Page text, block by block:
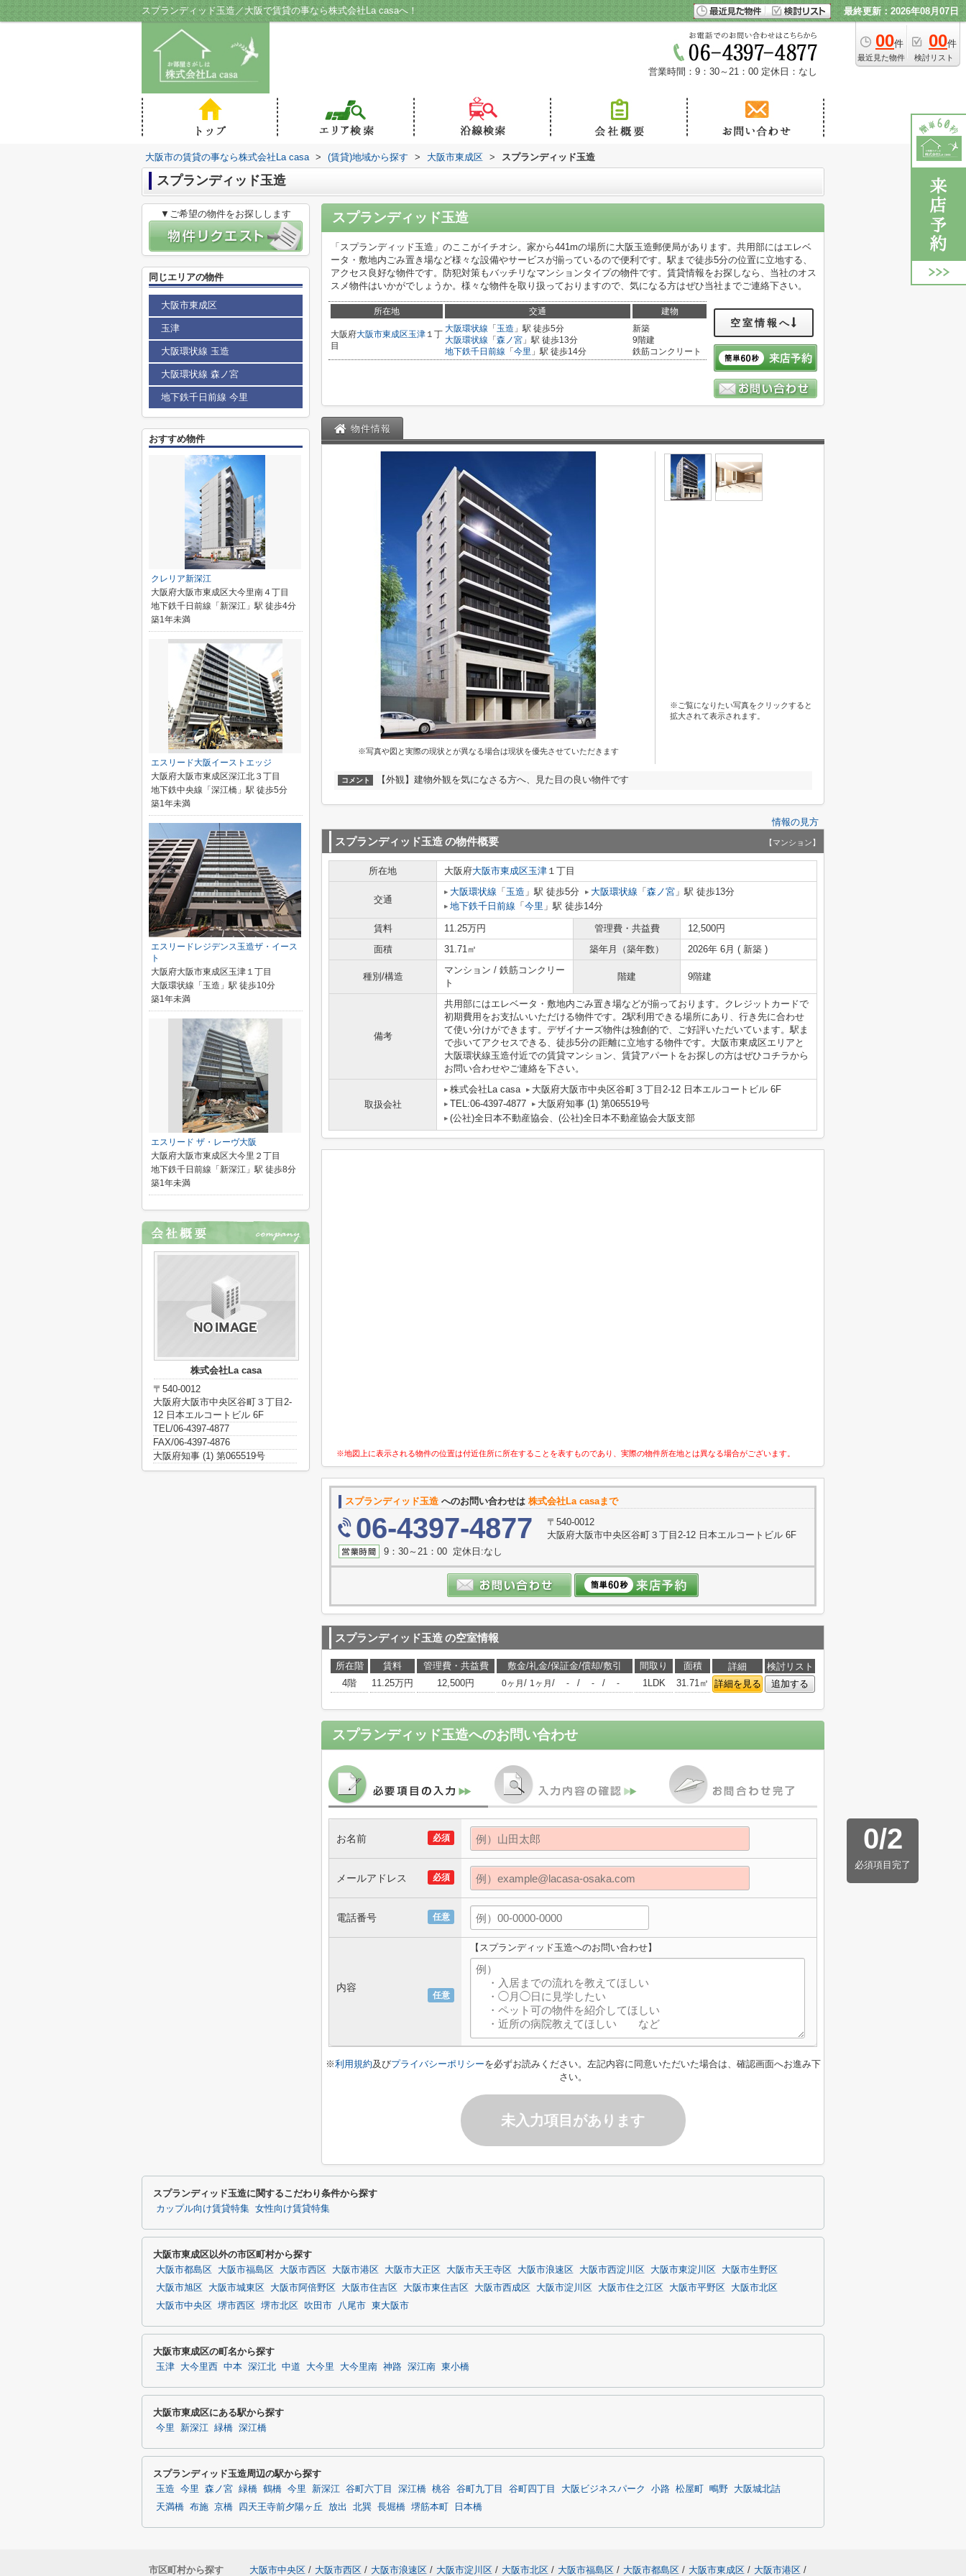
スプランディッド玉造／大阪で賃貸の事なら株式会社La casaへ！ 最終更新：2026年08月07日
00件
最近見た物件
00件
検討リスト
営業時間：9：30～21：00 定休日：なし
大阪市の賃貸の事なら株式会社La casa > (賃貸)地域から探す > 大阪市東成区 > スプランディッド玉造
スプランディッド玉造
スプランディッド玉造
「スプランディッド玉造」のここがイチオシ。家から441mの場所に大阪玉造郵便局があります。共用部にはエレベ
ータ・敷地内ごみ置き場など様々な設備やサービスが揃っているので便利です。駅まで徒歩5分の位置に立地する、
アクセス良好な物件です。防犯対策もバッチリなマンションタイプの物件です。賃貸情報をお探しなら、当社のオス
スメ物件はいかがでしょうか。様々な物件を取り扱っておりますので、気になる方はぜひ当社までご連絡下さい。
所在地 交通 建物
大阪府大阪市東成区玉津 １丁
目
大阪環状線 「 玉造 」駅 徒歩5分
大阪環状線 「 森ノ宮 」駅 徒歩13分
地下鉄千日前線 「 今里 」駅 徒歩14分
新築
9階建
鉄筋コンクリート
空室情報へ
物件情報
※写真や図と実際の現状とが異なる場合は現状を優先させていただきます
※ご覧になりたい写真をクリックすると
拡大されて表示されます。
コメント 【外観】建物外観を気になさる方へ、見た目の良い物件です
情報の見方
スプランディッド玉造の物件概要 【マンション】
所在地 大阪府大阪市東成区玉津 １丁目
交通
大阪環状線 「 玉造 」駅 徒歩5分 大阪環状線 「 森ノ宮 」駅 徒歩13分
地下鉄千日前線 「 今里 」駅 徒歩14分
賃料 11.25万円 管理費・共益費
12,500円
面積
31.71㎡ 築年月（築年数） 2026年 6月 ( 新築 )
種別/構造
マンション / 鉄筋コンクリー
ト
階建 9階建
備考
共用部にはエレベータ・敷地内ごみ置き場などが揃っております。クレジットカードで
初期費用をお支払いいただける物件です。2駅利用できる場所にあり、行き先に合わせ
て使い分けができます。デザイナーズ物件は独創的で、ご好評いただいています。駅ま
で歩いてアクセスできる、徒歩5分の距離に立地する物件です。大阪市東成区エリアと
大阪環状線玉造付近での賃貸マンション、賃貸アパートをお探しの方はぜひコチラから
お問い合わせやご連絡を下さい。
取扱会社
株式会社La casa
大阪府大阪市中央区谷町３丁目2-12 日本エルコートビル 6F
TEL:06-4397-4877
大阪府知事 (1) 第065519号
(公社)全日本不動産協会、(公社)全日本不動産協会大阪支部
※地図上に表示される物件の位置は付近住所に所在することを表すものであり、実際の物件所在地とは異なる場合がございます。
スプランディッド玉造 へのお問い合わせは 株式会社La casaまで
06-4397-4877
〒540-0012
大阪府大阪市中央区谷町３丁目2-12 日本エルコートビル 6F
9：30～21：00 定休日:なし
スプランディッド玉造の空室情報
所在階 賃料 管理費・共益費 敷金/礼金/保証金/償却/敷引 間取り 面積 詳細
検討リスト
4階
11.25万円 12,500円 0ヶ月 / 1ヶ月 / - / - / - 1LDK 31.71㎡ 詳細を見る 追加する
スプランディッド玉造へのお問い合わせ
0/2
必須項目完了
必須
お名前
必須
メールアドレス
任意
電話番号
任意
内容
【スプランディッド玉造へのお問い合わせ】
※利用規約及びプライバシーポリシーを必ずお読みください。左記内容に同意いただいた場合は、確認画面へお進み下
さい。
未入力項目があります
▼ご希望の物件をお探しします
同じエリアの物件
大阪市東成区
玉津
大阪環状線 玉造
大阪環状線 森ノ宮
地下鉄千日前線 今里
おすすめ物件
クレリア新深江
大阪府大阪市東成区大今里南４丁目
地下鉄千日前線「新深江」駅 徒歩4分
築1年未満
エスリード大阪イーストエッジ
大阪府大阪市東成区深江北３丁目
地下鉄中央線「深江橋」駅 徒歩5分
築1年未満
エスリードレジデンス玉造ザ・イース
ト
大阪府大阪市東成区玉津１丁目
大阪環状線「玉造」駅 徒歩10分
築1年未満
エスリード ザ・レーヴ大阪
大阪府大阪市東成区大今里２丁目
地下鉄千日前線「新深江」駅 徒歩8分
築1年未満
株式会社La casa
〒540-0012
大阪府大阪市中央区谷町３丁目2-
12 日本エルコートビル 6F
TEL/06-4397-4877
FAX/06-4397-4876
大阪府知事 (1) 第065519号
スプランディッド玉造に関するこだわり条件から探す
カップル向け賃貸特集 女性向け賃貸特集
大阪市東成区以外の市区町村から探す
大阪市都島区 大阪市福島区 大阪市西区 大阪市港区 大阪市大正区 大阪市天王寺区 大阪市浪速区 大阪市西淀川区 大阪市東淀川区
大阪市生野区
大阪市旭区
大阪市城東区 大阪市阿倍野区 大阪市住吉区 大阪市東住吉区 大阪市西成区 大阪市淀川区 大阪市住之江区 大阪市平野区
大阪市北区
大阪市中央区
堺市西区 堺市北区 吹田市 八尾市 東大阪市
大阪市東成区の町名から探す
玉津 大今里西 中本 深江北 中道 大今里 大今里南 神路 深江南 東小橋
大阪市東成区にある駅から探す
今里 新深江 緑橋 深江橋
スプランディッド玉造周辺の駅から探す
玉造 今里 森ノ宮 緑橋 鶴橋 今里 新深江 谷町六丁目 深江橋 桃谷 谷町九丁目 谷町四丁目 大阪ビジネスパーク 小路 松屋町 鴫野
大阪城北詰
天満橋 布施 京橋 四天王寺前夕陽ヶ丘 放出 北巽 長堀橋 堺筋本町 日本橋
市区町村から探す 大阪市中央区 / 大阪市西区 / 大阪市浪速区 / 大阪市淀川区 / 大阪市北区 / 大阪市福島区 / 大阪市都島区 / 大阪市東成区 / 大阪市港区 /